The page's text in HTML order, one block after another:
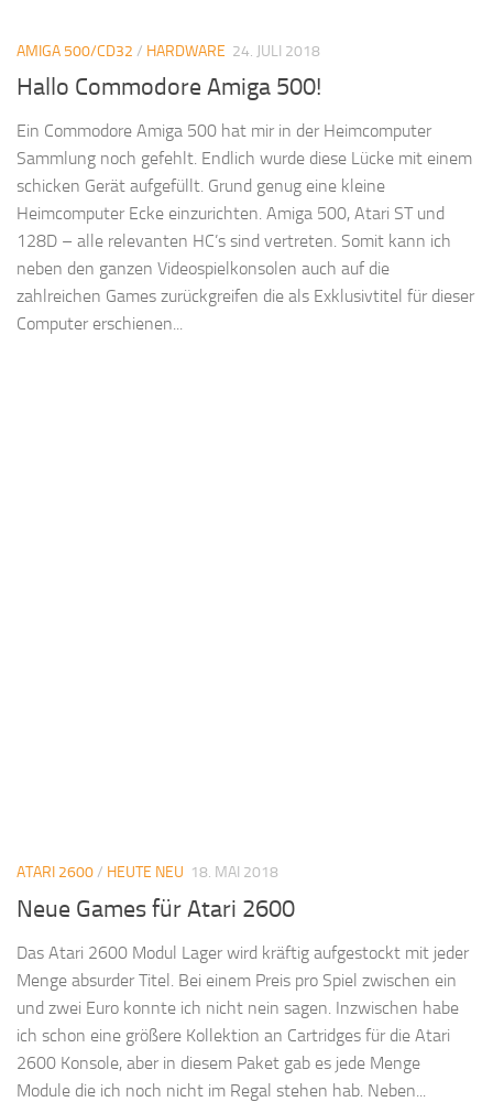
AMIGA 500/CD32 / HARDWARE 24. JULI 2018
Hallo Commodore Amiga 500!
Ein Commodore Amiga 500 hat mir in der Heimcomputer
Sammlung noch gefehlt. Endlich wurde diese Lücke mit einem
schicken Gerät aufgefüllt. Grund genug eine kleine
Heimcomputer Ecke einzurichten. Amiga 500, Atari ST und
128D – alle relevanten HC’s sind vertreten. Somit kann ich
neben den ganzen Videospielkonsolen auch auf die
zahlreichen Games zurückgreifen die als Exklusivtitel für dieser
Computer erschienen...
ATARI 2600/ HEUTE NEU 18. MAI 2018
Neue Games für Atari 2600
Das Atari 2600 Modul Lager wird kräftig aufgestockt mit jeder
Menge absurder Titel. Bei einem Preis pro Spiel zwischen ein
und zwei Euro konnte ich nicht nein sagen. Inzwischen habe
ich schon eine größere Kollektion an Cartridges für die Atari
2600 Konsole, aber in diesem Paket gab es jede Menge
Module die ich noch nicht im Regal stehen hab. Neben...